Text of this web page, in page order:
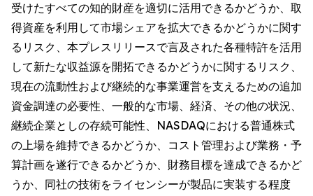
受けたすべての知的財産を適切に活用できるかどうか、取
得資産を利用して市場シェアを拡大できるかどうかに関す
るリスク、本プレスリリースで言及された各種特許を活用
して新たな収益源を開拓できるかどうかに関するリスク、
現在の流動性および継続的な事業運営を支えるための追加
資金調達の必要性、一般的な市場、経済、その他の状況、
継続企業としの存続可能性、NASDAQにおける普通株式
の上場を維持できるかどうか、コスト管理および業務・予
算計画を遂行できるかどうか、財務目標を達成できるかど
うか、同社の技術をライセンシーが製品に実装する程度